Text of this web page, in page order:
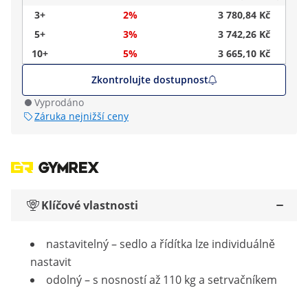
3+
2%
3 780,84 Kč
5+
3%
3 742,26 Kč
10+
5%
3 665,10 Kč
Zkontrolujte dostupnost
Vyprodáno
Záruka nejnižší ceny
Klíčové vlastnosti
nastavitelný – sedlo a řídítka lze individuálně
nastavit
odolný – s nosností až 110 kg a setrvačníkem